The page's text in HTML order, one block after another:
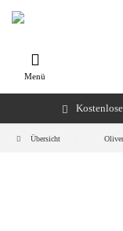
Menü
Übersicht